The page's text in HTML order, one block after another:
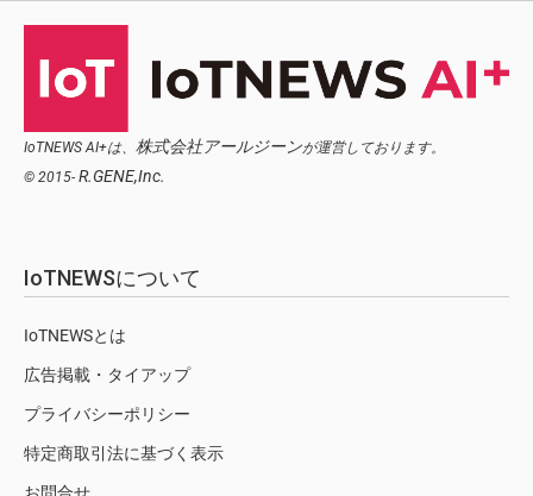
IoTNEWS AI+は、 株式会社アールジーンが運営しております。
© 2015- R.GENE,Inc.
IoTNEWSについて
IoTNEWSとは
広告掲載・タイアップ
プライバシーポリシー
特定商取引法に基づく表示